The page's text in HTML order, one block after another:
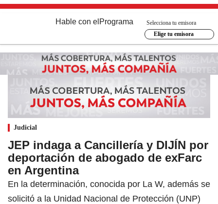
Hable con el Programa
Selecciona tu emisora
Elige tu emisora
Judicial
JEP indaga a Cancillería y DIJÍN por
deportación de abogado de exFarc
en Argentina
En la determinación, conocida por La W, además se
solicitó a la Unidad Nacional de Protección (UNP)